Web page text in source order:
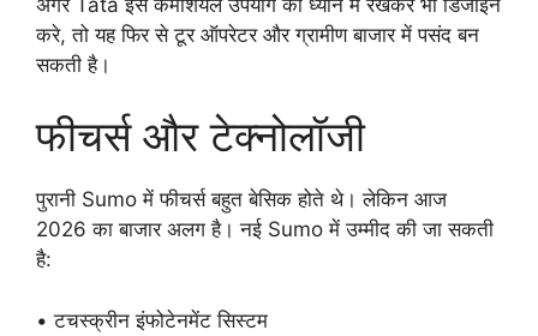
करे, तो यह फिर से टूर ऑपरेटर और ग्रामीण बाजार में पसंद बन
सकती है।
फीचर्स और टेक्नोलॉजी
पुरानी Sumo में फीचर्स बहुत बेसिक होते थे। लेकिन आज
2026 का बाजार अलग है। नई Sumo में उम्मीद की जा सकती
है:
• टचस्क्रीन इंफोटेनमेंट सिस्टम